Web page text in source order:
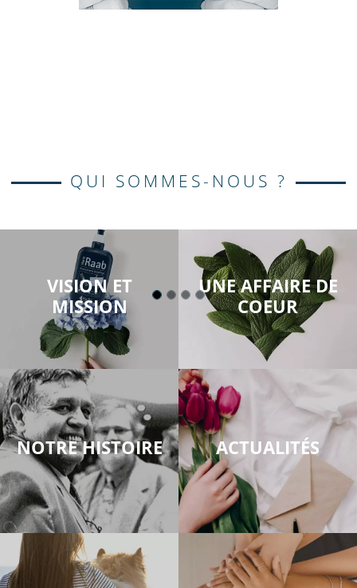
QUI SOMMES-NOUS ?
VISION ET
MISSION
UNE AFFAIRE DE
COEUR
NOTRE HISTOIRE ACTUALITÉS